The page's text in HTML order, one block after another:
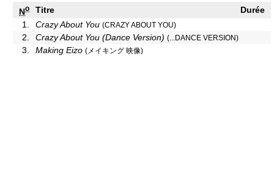
No Titre
Durée
1.
Crazy About You (CRAZY ABOUT YOU)
2. Crazy About You (Dance Version) (...DANCE VERSION)
3. Making Eizo (メイキング 映像)